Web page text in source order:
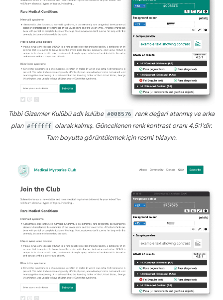
Tıbbi Gizemler Kulübü adlı kulübe #008576 renk değeri atanmış ve arka
plan #ffffff olarak kalmış. Güncellenen renk kontrast oranı 4,5:1'dir.
Tam boyutta görüntülemek için resmi tıklayın.